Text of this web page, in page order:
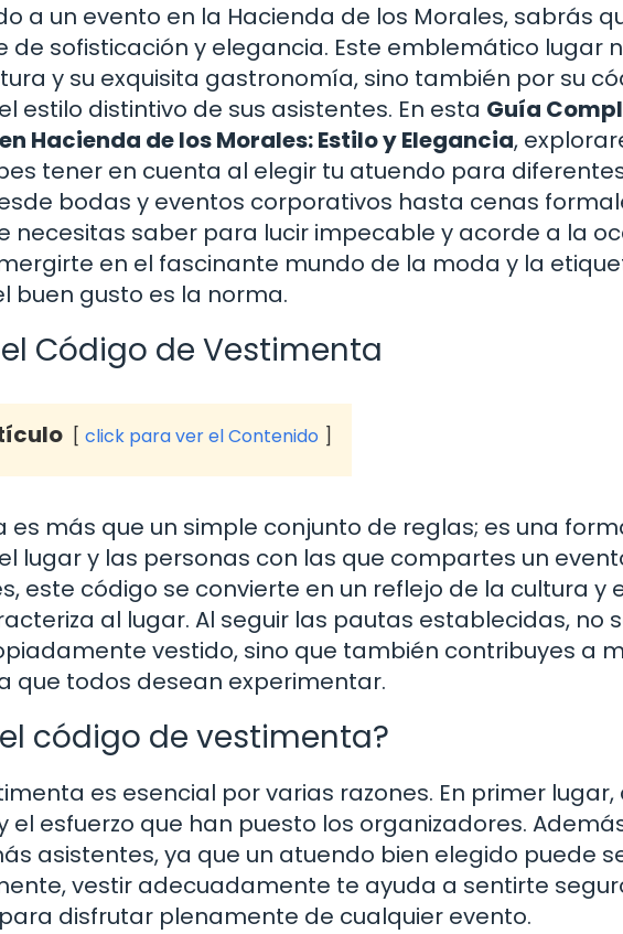
a un evento en la Hacienda de los Morales, sabrás
de sofisticación y elegancia. Este emblemático lugar
y su exquisita gastronomía, sino también por su
estilo distintivo de sus asistentes. En esta Guía
Hacienda de los Morales: Estilo y Elegancia,
tener en cuenta al elegir tu atuendo para
bodas y eventos corporativos hasta cenas
necesitas saber para lucir impecable y acorde a la
en el fascinante mundo de la moda y la
buen gusto es la norma.
Código de Vestimenta
click para ver el Contenido
es más que un simple conjunto de reglas; es una
lugar y las personas con las que compartes un
este código se convierte en un reflejo de la cultura y
al lugar. Al seguir las pautas establecidas, no
vestido, sino que también contribuyes a
que todos desean experimentar.
el código de vestimenta?
es esencial por varias razones. En primer
el esfuerzo que han puesto los organizadores.
asistentes, ya que un atuendo bien elegido puede
vestir adecuadamente te ayuda a sentirte
disfrutar plenamente de cualquier evento.